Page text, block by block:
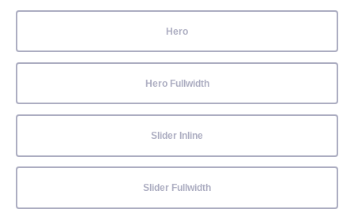
Hero
Hero Fullwidth
Slider Inline
Slider Fullwidth